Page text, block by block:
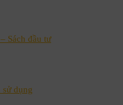
Sách đầu tư
dụng